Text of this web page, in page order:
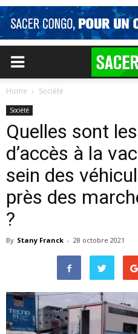
Home Société
Société
Quelles sont
d’accès à la
sein des
près des
?
By Stany Franck - 28 octobre 2021